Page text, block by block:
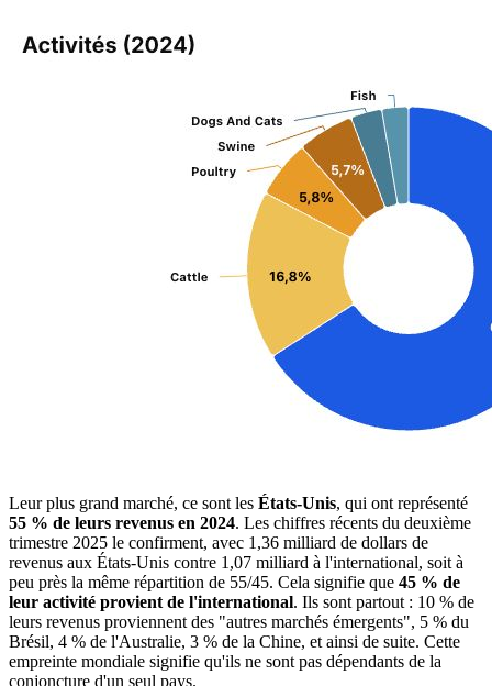
Leur plus grand marché, ce sont les États-Unis, qui ont représenté
55 % de leurs revenus en 2024. Les chiffres récents du deuxième
trimestre 2025 le confirment, avec 1,36 milliard de dollars de
revenus aux États-Unis contre 1,07 milliard à l'international, soit à
peu près la même répartition de 55/45. Cela signifie que 45 % de
leur activité provient de l'international. Ils sont partout : 10 % de
leurs revenus proviennent des "autres marchés émergents", 5 % du
Brésil, 4 % de l'Australie, 3 % de la Chine, et ainsi de suite. Cette
empreinte mondiale signifie qu'ils ne sont pas dépendants de la
conjoncture d'un seul pays.